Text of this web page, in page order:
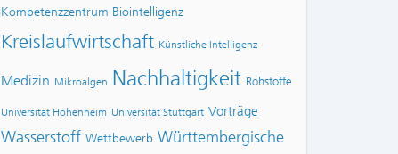
Kompetenzzentrum Biointelligenz
Kreislaufwirtschaft Künstliche Intelligenz
Medizin Mikroalgen Nachhaltigkeit Rohstoffe
Universität Hohenheim Universität Stuttgart Vorträge
Wasserstoff Wettbewerb Württembergische